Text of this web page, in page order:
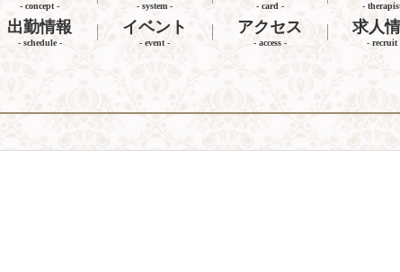
- concept - - system - - card - -
出勤情報
- schedule -
イベント
- event -
アクセス
- access -
求人
- recruit